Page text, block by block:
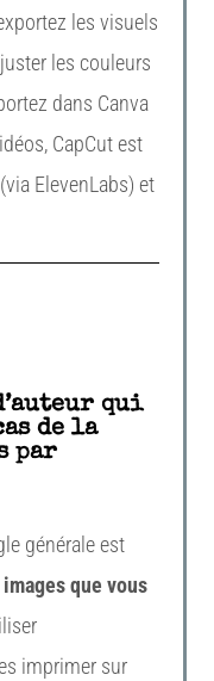
les visuels
les couleurs
dans Canva
CapCutest
ElevenLabs) et
qui
de la
par
générale est
que vous
imprimer sur